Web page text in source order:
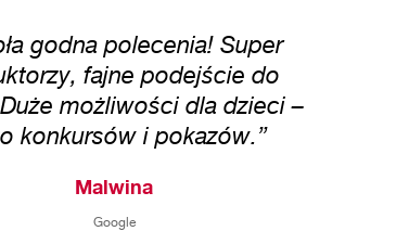
godna polecenia! Super
fajne podejście do
możliwości dla dzieci –
konkursów i pokazów.”
Malwina
Google